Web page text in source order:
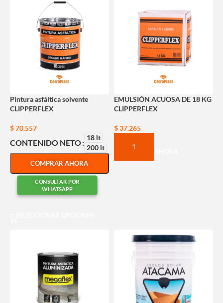
Pintura asfáltica solvente
CLIPPERFLEX
$70.557
CONTENIDO NETO
18 lt
200 lt
COMPRAR AHORA
CONSULTAR POR
WHATSAPP
EMULSIÓN ACUOSA DE 18 KG
CLIPPERFLEX
$37.265
COMPRAR AHORA